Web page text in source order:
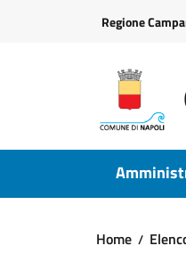
Regione
Home